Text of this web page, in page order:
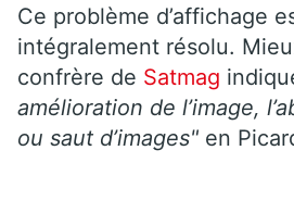
Ce problème d’affichage
intégralement résolu.
confrère de Satmag
amélioration de l’image,
ou saut d’images" en